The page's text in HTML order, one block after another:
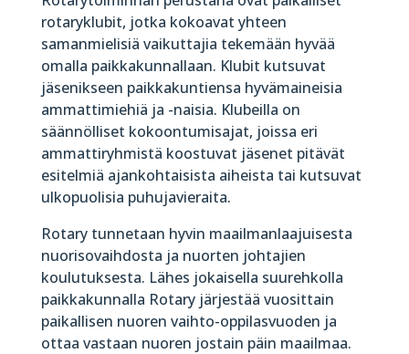
rotaryklubit, jotka kokoavat yhteen
samanmielisiä vaikuttajia tekemään hyvää
omalla paikkakunnallaan. Klubit kutsuvat
jäsenikseen paikkakuntiensa hyvämaineisia
ammattimiehiä ja -naisia. Klubeilla on
säännölliset kokoontumisajat, joissa eri
ammattiryhmistä koostuvat jäsenet pitävät
esitelmiä ajankohtaisista aiheista tai kutsuvat
ulkopuolisia puhujavieraita.
Rotary tunnetaan hyvin maailmanlaajuisesta
nuorisovaihdosta ja nuorten johtajien
koulutuksesta. Lähes jokaisella suurehkolla
paikkakunnalla Rotary järjestää vuosittain
paikallisen nuoren vaihto-oppilasvuoden ja
ottaa vastaan nuoren jostain päin maailmaa.